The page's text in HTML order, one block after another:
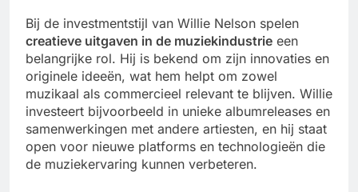
Bij de investmentstijl van Willie Nelson spelen
creatieve uitgaven in de muziekindustrie een
belangrijke rol. Hij is bekend om zijn innovaties en
originele ideeën, wat hem helpt om zowel
muzikaal als commercieel relevant te blijven. Willie
investeert bijvoorbeeld in unieke albumreleases en
samenwerkingen met andere artiesten, en hij staat
open voor nieuwe platforms en technologieën die
de muziekervaring kunnen verbeteren.